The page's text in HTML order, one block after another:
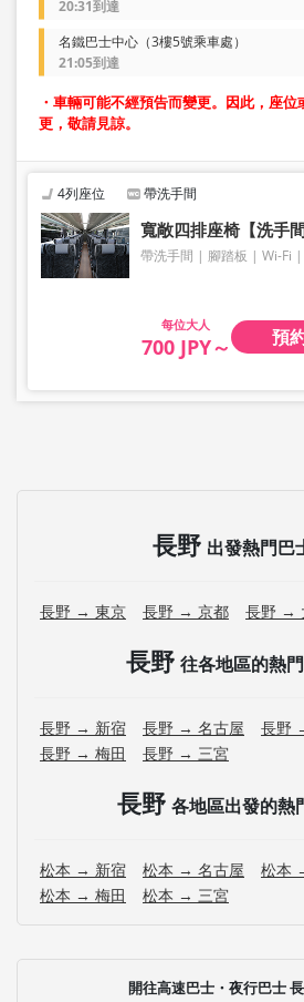
20:31到達
名鐵巴士中心（3樓5號乘車處）
21:05到達
・車輛可能不經預告而變更。因此，座
更，敬請見諒。
4列座位 帶洗手間
寬敞四排座椅【洗手
帶洗手間 腳踏板 Wi-Fi
大人
700 JPY～ 預
長野 出發熱門巴
長野 → 東京 長野 → 京都 長野 →
長野 往各地區的熱
長野 → 新宿 長野 → 名古屋
長野
長野 → 梅田
長野 → 三宮
長野 各地區出發的熱
松本 → 新宿 松本 → 名古屋
松本
松本 → 梅田
松本 → 三宮
開往高速巴士・夜行巴士